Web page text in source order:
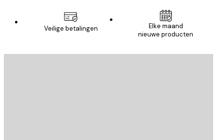
Veilige betalingen
Elke maand
nieuwe producten